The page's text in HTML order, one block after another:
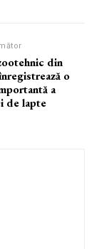
din
o
a
de lapte